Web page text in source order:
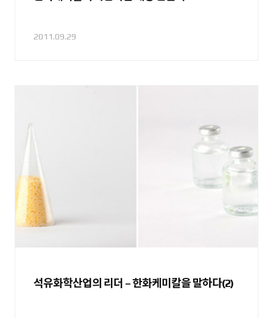
2011.09.29
석유화학산업의 리더 – 한화케미칼을 말하다(2)